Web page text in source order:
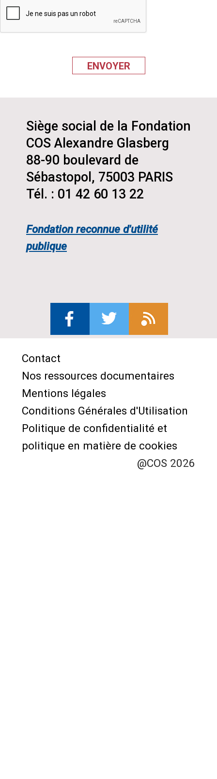
Siège social de la Fondation
COS Alexandre Glasberg
88-90 boulevard de
Sébastopol, 75003 PARIS
Tél. : 01 42 60 13 22
Fondation reconnue d'utilité
publique
@COS 2026
Menu
Pied
de
page
Contact
Nos ressources documentaires
Mentions légales
Conditions Générales d'Utilisation
Politique de confidentialité et
politique en matière de cookies